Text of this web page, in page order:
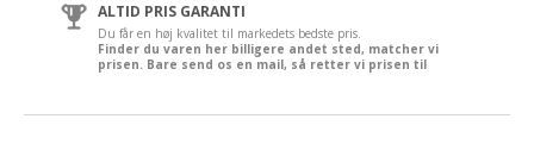
ALTID PRIS GARANTI
Du får en høj kvalitet til markedets bedste pris.
Finder du varen her billigere andet sted, matcher vi
prisen. Bare send os en mail, så retter vi prisen til